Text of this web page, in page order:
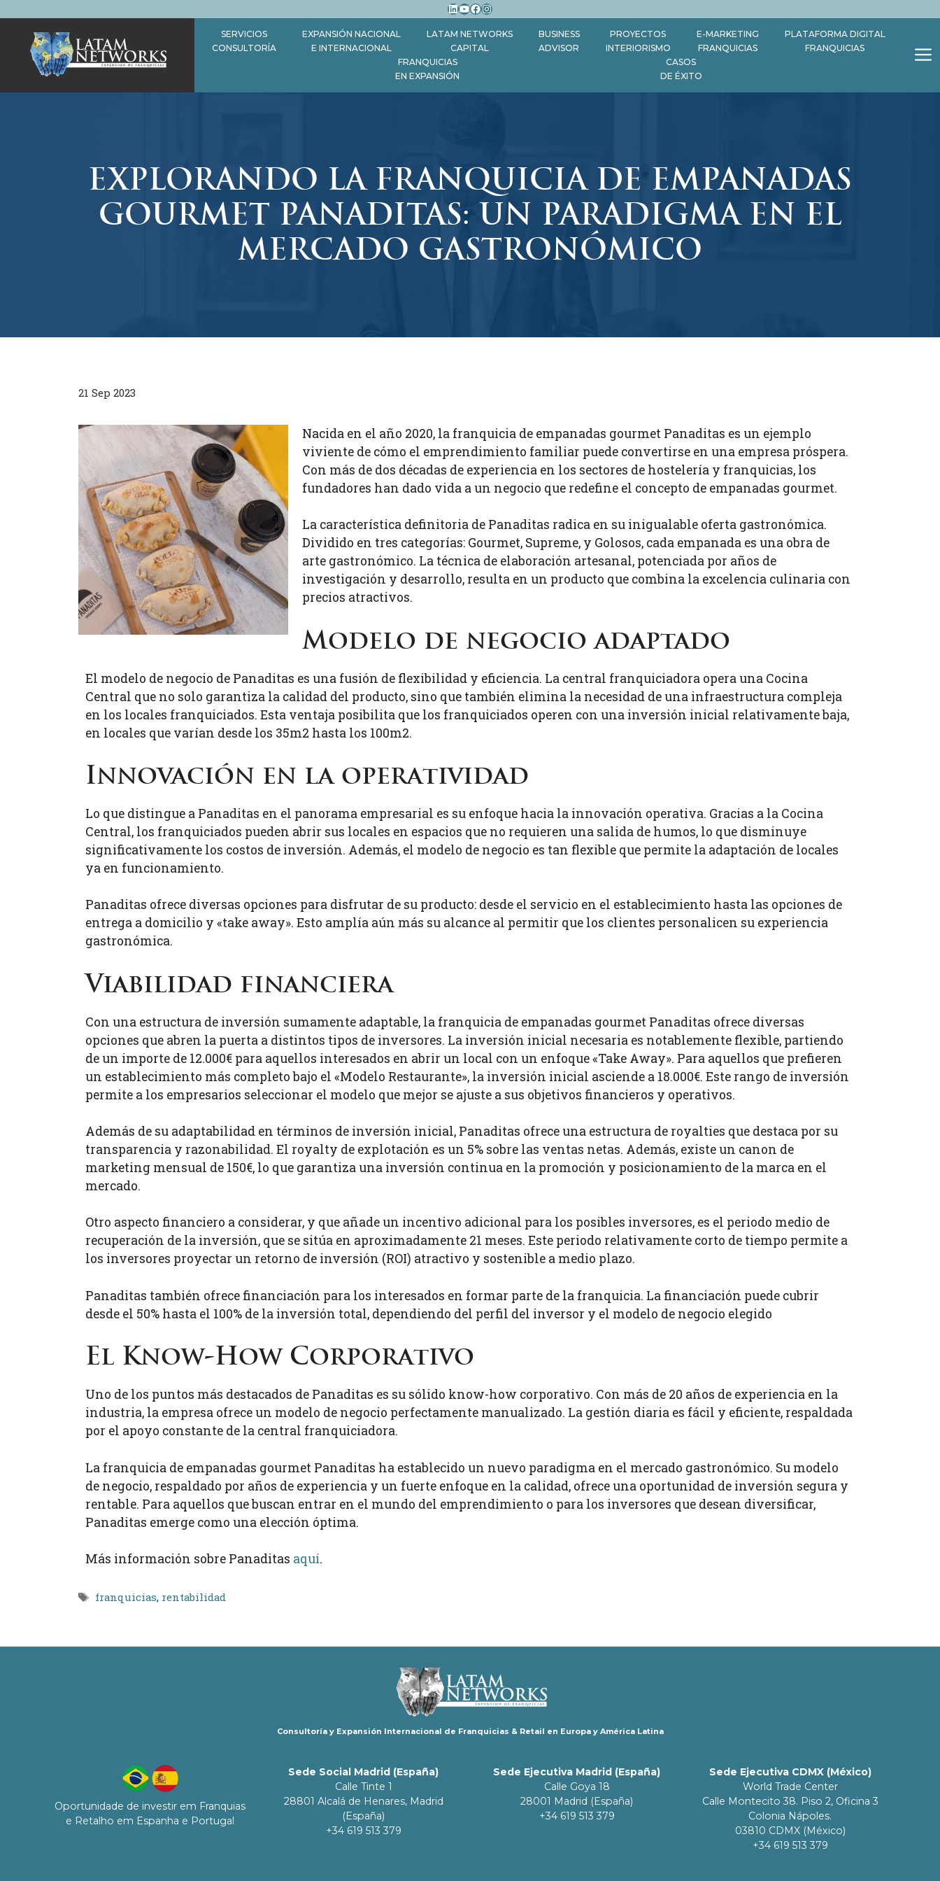
contenido
LinkedIn
YouTube
Facebook
Instagram
SERVICIOS
CONSULTORÍA
EXPANSIÓN NACIONAL
E INTERNACIONAL
LATAM NETWORKS
CAPITAL
BUSINESS
ADVISOR
PROYECTOS
INTERIORISMO
E-MARKETING
FRANQUICIAS
PLATAFORMA DIGITAL
FRANQUICIAS
FRANQUICIAS
EN EXPANSIÓN
CASOS
DE ÉXITO
EXPLORANDO LA FRANQUICIA DE EMPANADAS
GOURMET PANADITAS: UN PARADIGMA EN EL
MERCADO GASTRONÓMICO
21 Sep 2023
Nacida en el año 2020, la franquicia de empanadas gourmet Panaditas es un ejemplo
viviente de cómo el emprendimiento familiar puede convertirse en una empresa próspera.
Con más de dos décadas de experiencia en los sectores de hostelería y franquicias, los
fundadores han dado vida a un negocio que redefine el concepto de empanadas gourmet.
La característica definitoria de Panaditas radica en su inigualable oferta gastronómica.
Dividido en tres categorías: Gourmet, Supreme, y Golosos, cada empanada es una obra de
arte gastronómico. La técnica de elaboración artesanal, potenciada por años de
investigación y desarrollo, resulta en un producto que combina la excelencia culinaria con
precios atractivos.
Modelo de negocio adaptado
El modelo de negocio de Panaditas es una fusión de flexibilidad y eficiencia. La central franquiciadora opera una Cocina
Central que no solo garantiza la calidad del producto, sino que también elimina la necesidad de una infraestructura compleja
en los locales franquiciados. Esta ventaja posibilita que los franquiciados operen con una inversión inicial relativamente baja,
en locales que varían desde los 35m2 hasta los 100m2.
Innovación en la operatividad
Lo que distingue a Panaditas en el panorama empresarial es su enfoque hacia la innovación operativa. Gracias a la Cocina
Central, los franquiciados pueden abrir sus locales en espacios que no requieren una salida de humos, lo que disminuye
significativamente los costos de inversión. Además, el modelo de negocio es tan flexible que permite la adaptación de locales
ya en funcionamiento.
Panaditas ofrece diversas opciones para disfrutar de su producto: desde el servicio en el establecimiento hasta las opciones de
entrega a domicilio y «take away». Esto amplía aún más su alcance al permitir que los clientes personalicen su experiencia
gastronómica.
Viabilidad financiera
Con una estructura de inversión sumamente adaptable, la franquicia de empanadas gourmet Panaditas ofrece diversas
opciones que abren la puerta a distintos tipos de inversores. La inversión inicial necesaria es notablemente flexible, partiendo
de un importe de 12.000€ para aquellos interesados en abrir un local con un enfoque «Take Away». Para aquellos que prefieren
un establecimiento más completo bajo el «Modelo Restaurante», la inversión inicial asciende a 18.000€. Este rango de inversión
permite a los empresarios seleccionar el modelo que mejor se ajuste a sus objetivos financieros y operativos.
Además de su adaptabilidad en términos de inversión inicial, Panaditas ofrece una estructura de royalties que destaca por su
transparencia y razonabilidad. El royalty de explotación es un 5% sobre las ventas netas. Además, existe un canon de
marketing mensual de 150€, lo que garantiza una inversión continua en la promoción y posicionamiento de la marca en el
mercado.
Otro aspecto financiero a considerar, y que añade un incentivo adicional para los posibles inversores, es el periodo medio de
recuperación de la inversión, que se sitúa en aproximadamente 21 meses. Este periodo relativamente corto de tiempo permite a
los inversores proyectar un retorno de inversión (ROI) atractivo y sostenible a medio plazo.
Panaditas también ofrece financiación para los interesados en formar parte de la franquicia. La financiación puede cubrir
desde el 50% hasta el 100% de la inversión total, dependiendo del perfil del inversor y el modelo de negocio elegido
El Know-How Corporativo
Uno de los puntos más destacados de Panaditas es su sólido know-how corporativo. Con más de 20 años de experiencia en la
industria, la empresa ofrece un modelo de negocio perfectamente manualizado. La gestión diaria es fácil y eficiente, respaldada
por el apoyo constante de la central franquiciadora.
La franquicia de empanadas gourmet Panaditas ha establecido un nuevo paradigma en el mercado gastronómico. Su modelo
de negocio, respaldado por años de experiencia y un fuerte enfoque en la calidad, ofrece una oportunidad de inversión segura y
rentable. Para aquellos que buscan entrar en el mundo del emprendimiento o para los inversores que desean diversificar,
Panaditas emerge como una elección óptima.
Más información sobre Panaditas aquí.
Etiquetas
franquicias, rentabilidad
Consultoría y Expansión Internacional de Franquicias & Retail en Europa y América Latina
Oportunidade de investir em Franquias
e Retalho em Espanha e Portugal
Sede Social Madrid (España)
Calle Tinte 1
28801 Alcalá de Henares, Madrid
(España)
+34 619 513 379
Sede Ejecutiva Madrid (España)
Calle Goya 18
28001 Madrid (España)
+34 619 513 379
Sede Ejecutiva CDMX (México)
World Trade Center
Calle Montecito 38. Piso 2, Oficina 3
Colonia Nápoles.
03810 CDMX (México)
+34 619 513 379